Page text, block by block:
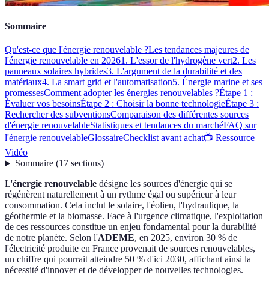
Sommaire
Qu'est-ce que l'énergie renouvelable ?Les tendances majeures de
l'énergie renouvelable en 20261. L'essor de l'hydrogène vert2. Les
panneaux solaires hybrides3. L'argument de la durabilité et des
matériaux4. La smart grid et l'automatisation5. Énergie marine et ses
promessesComment adopter les énergies renouvelables ?Étape 1 :
Évaluer vos besoinsÉtape 2 : Choisir la bonne technologieÉtape 3 :
Rechercher des subventionsComparaison des différentes sources
d'énergie renouvelableStatistiques et tendances du marchéFAQ sur
l'énergie renouvelableGlossaireChecklist avant achat📺 Ressource
Vidéo
Sommaire(17 sections)
L'énergie renouvelable désigne les sources d'énergie qui se
régénèrent naturellement à un rythme égal ou supérieur à leur
consommation. Cela inclut le solaire, l'éolien, l'hydraulique, la
géothermie et la biomasse. Face à l'urgence climatique, l'exploitation
de ces ressources constitue un enjeu fondamental pour la durabilité
de notre planète. Selon l'ADEME, en 2025, environ 30 % de
l'électricité produite en France provenait de sources renouvelables,
un chiffre qui pourrait atteindre 50 % d'ici 2030, affichant ainsi la
nécessité d'innover et de développer de nouvelles technologies.